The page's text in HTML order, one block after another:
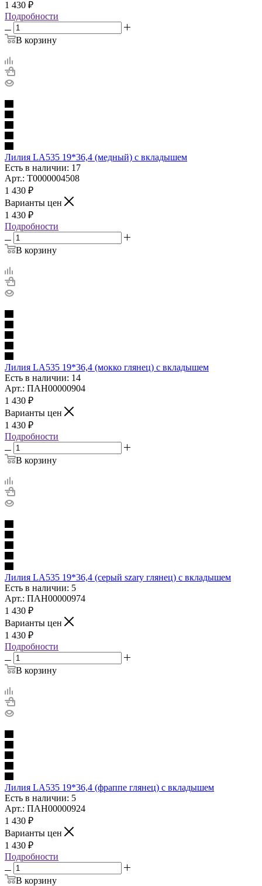
1 430 ₽
Подробности
В корзину
Лилия LA535 19*36,4 (медный) с вкладышем
Есть в наличии: 17
Арт.: Т0000004508
1 430 ₽
Варианты цен
1 430 ₽
Подробности
В корзину
Лилия LA535 19*36,4 (мокко глянец) с вкладышем
Есть в наличии: 14
Арт.: ПАН00000904
1 430 ₽
Варианты цен
1 430 ₽
Подробности
В корзину
Лилия LA535 19*36,4 (серый szary глянец) с вкладышем
Есть в наличии: 5
Арт.: ПАН00000974
1 430 ₽
Варианты цен
1 430 ₽
Подробности
В корзину
Лилия LA535 19*36,4 (фраппе глянец) с вкладышем
Есть в наличии: 5
Арт.: ПАН00000924
1 430 ₽
Варианты цен
1 430 ₽
Подробности
В корзину